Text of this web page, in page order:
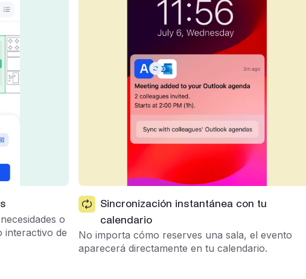
o
interactivo de
Sincronización instantánea con tu
calendario
No importa cómo reserves una sala, el evento
aparecerá directamente en tu calendario.